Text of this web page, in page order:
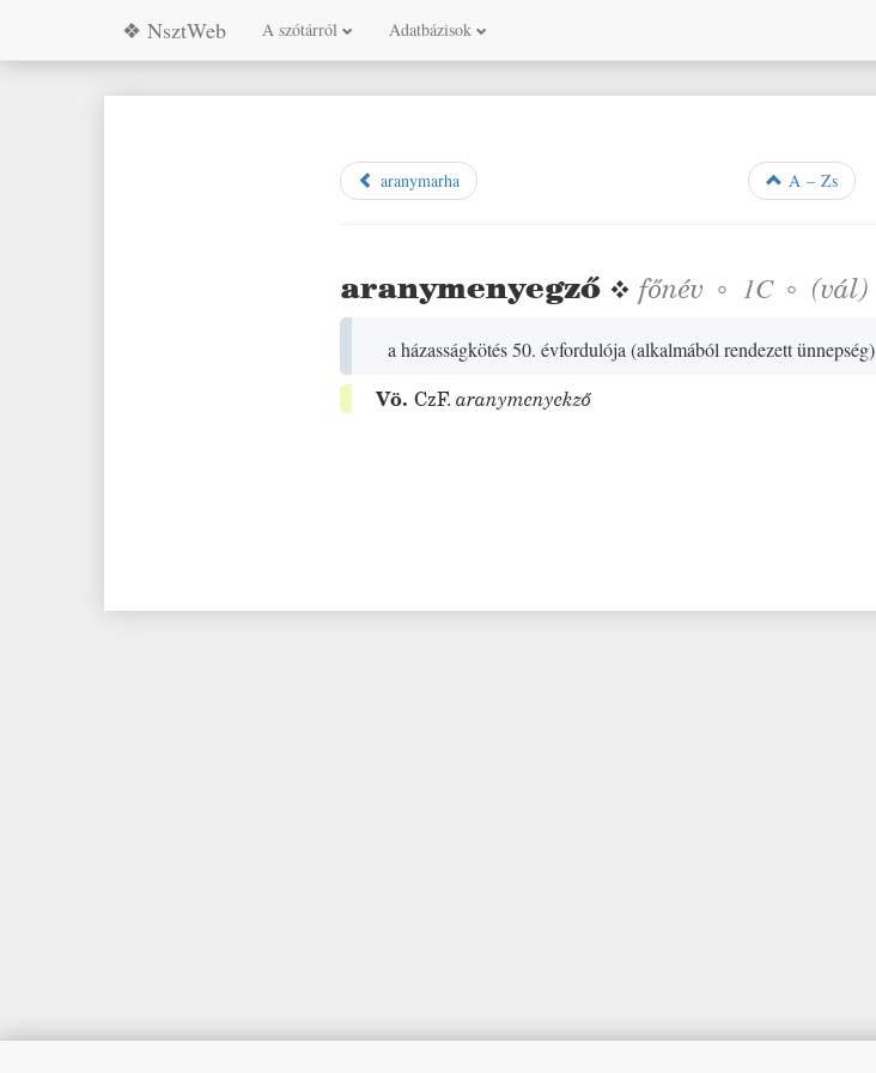
❖ NsztWeb A szótárról Adatbázisok
aranymarha A – Zs
aranymenyegző ❖főnév ◦ 1C◦ (vál)
a házasságkötés 50. évfordulója(alkalmából rendezett ünnepség)
Vö.CzF. aranymenyekző